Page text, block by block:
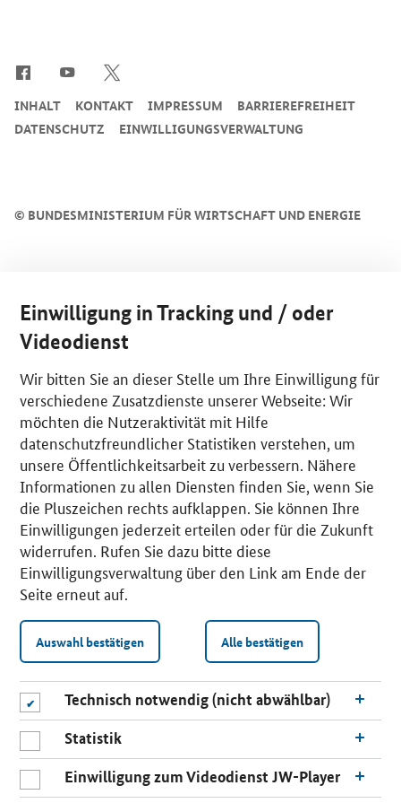
© BUNDESMINISTERIUM FÜR WIRTSCHAFT UND ENERGIE
INHALT KONTAKT IMPRESSUM
BARRIEREFREIHEIT
DATENSCHUTZ
EINWILLIGUNGSVERWALTUNG
Einwilligung in Tracking und / oder
Videodienst
Wir bitten Sie an dieser Stelle um Ihre Einwilligung für
verschiedene Zusatzdienste unserer Webseite: Wir
möchten die Nutzeraktivität mit Hilfe
datenschutzfreundlicher Statistiken verstehen, um
unsere Öffentlichkeitsarbeit zu verbessern. Nähere
Informationen zu allen Diensten finden Sie, wenn Sie
die Pluszeichen rechts aufklappen. Sie können Ihre
Einwilligungen jederzeit erteilen oder für die Zukunft
widerrufen. Rufen Sie dazu bitte diese
Einwilligungsverwaltung über den Link am Ende der
Seite erneut auf.
Auswahl bestätigen Alle bestätigen
Technisch notwendig (nicht abwählbar)
Statistik
Einwilligung zum Videodienst JW-Player